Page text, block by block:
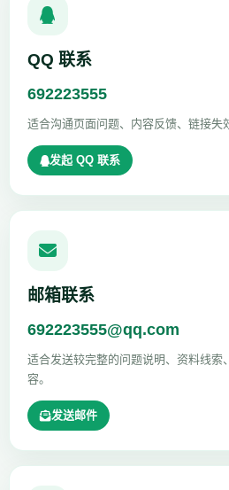
QQ 联系
692223555
适合沟通页面问题、内容反馈、链接失
发起 QQ 联系
邮箱联系
692223555@qq.com
适合发送较完整的问题说明、资料线索
容。
发送邮件